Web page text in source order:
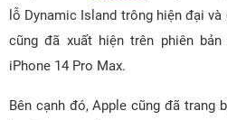
lỗ Dynamic Island trông hiện đại
cũng đã xuất hiện trên phiên
iPhone 14 Pro Max.
Bên cạnh đó, Apple cũng đã trang